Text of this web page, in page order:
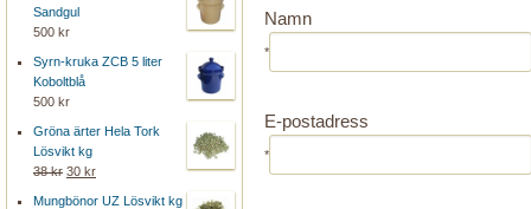
Namn
*
E-postadress
*
Sandgul
500 kr
Syrn-kruka ZCB 5 liter
Koboltblå
500 kr
Gröna ärter Hela Tork
Lösvikt kg
38 kr 30 kr
Mungbönor UZ Lösvikt kg